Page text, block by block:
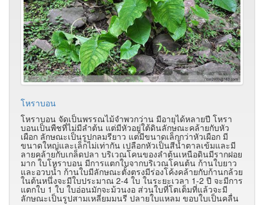
โหราบอน
โหราบอน จัดเป็นพรรณไม้จำพวกว่าน มีอายุได้หลายปี โหรา
บอนเป็นพืชที่ไม่มีลำต้น แต่มีหัวอยู่ใต้ดินลักษณะคล้ายกับหัว
เผือก ลักษณะเป็นรูปกลมรียาว แต่มีขนาดเล็กกว่าหัวเผือก มี
ขนาดใหญ่และเล็กไม่เท่ากัน เปลือกหัวเป็นสีน้ำตาลเข้มและมี
ลายคล้ายกับเกล็ดปลา บริเวณโคนของลำต้นเหนือดินมีรากฝอย
มาก ใบโหราบอน มีการแตกใบจากบริเวณโคนต้น ก้านใบยาว
และอวบน้ำ ก้านใบมีลักษณะตั้งตรงมีร่องโค้งคล้ายกับก้านกล้วย
ในต้นหนึ่งจะมีใบประมาณ 2-4 ใบ ในระยะเวลา 1-2 ปี จะมีการ
แตกใบ 1 ใบ ใบอ่อนมักจะม้วนงอ ส่วนใบที่โตเต็มที่แล้วจะมี
ลักษณะเป็นรูปสามเหลี่ยมมนรี ปลายใบแหลม ขอบใบเป็นคลื่น